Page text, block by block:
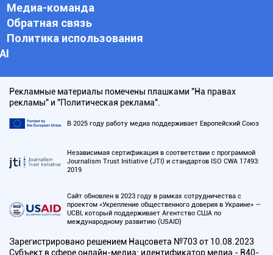
Медиа-команда
Обратная связь
Политика использования
АI
Рекламные материалы помечены плашками "На правах
рекламы" и "Политическая реклама".
В 2025 году работу медиа поддерживает Европейский Союз
Независимая сертификация в соответствии с программой
Journalism Trust Initiative (JTI) и стандартов ISO CWA 17493:
2019
Сайт обновлен в 2023 году в рамках сотрудничества с
проектом «Укрепление общественного доверия в Украине» —
UCBI, который поддерживает Агентство США по
международному развитию (USAID)
Зарегистрировано решением Нацсовета №703 от 10.08.2023
Субъект в сфере онлайн-медиа; идентификатор медиа - R40-